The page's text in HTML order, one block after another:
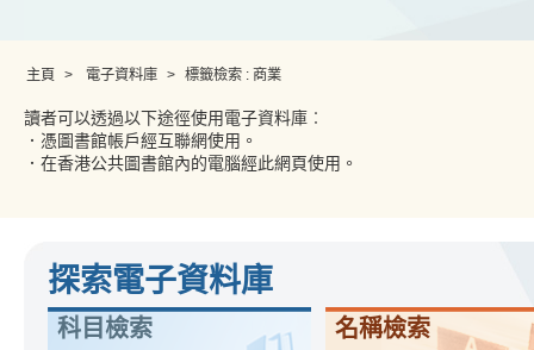
主頁 > 電子資料庫 > 標籤檢索 : 商業
讀者可以透過以下途徑使用電子資料庫︰
．憑圖書館帳戶經互聯網使用。
．在香港公共圖書館內的電腦經此網頁使用。
探索電子資料庫
科目檢索 名稱檢索